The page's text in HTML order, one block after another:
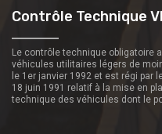
Contrôle Technique
Le contrôle technique obligatoire
véhicules utilitaires légers de
le 1er janvier 1992 et est régi par
18 juin 1991 relatif à la mise en
technique des véhicules dont le